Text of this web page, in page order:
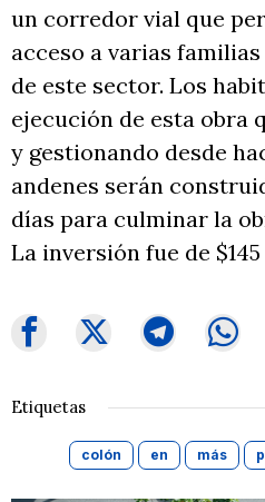
un corredor vial que
acceso a varias
de este sector. Los
ejecución de esta obra
y gestionando desde
andenes serán
días para culminar la
La inversión fue de
Etiquetas
colón en más